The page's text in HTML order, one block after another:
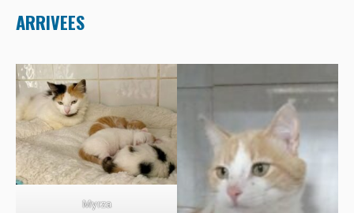
ARRIVEES
Myrza